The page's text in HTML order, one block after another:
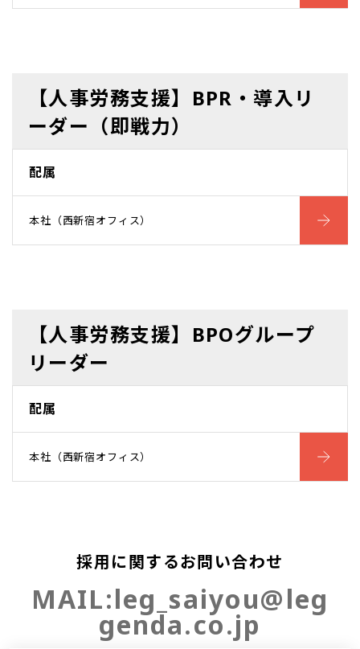
【人事労務支援】BPR・導入リ
ーダー（即戦力）
配属
本社（西新宿オフィス）
【人事労務支援】BPOグループ
リーダー
配属
本社（西新宿オフィス）
採用に関するお問い合わせ
MAIL:leg_saiyou@leg
genda.co.jp